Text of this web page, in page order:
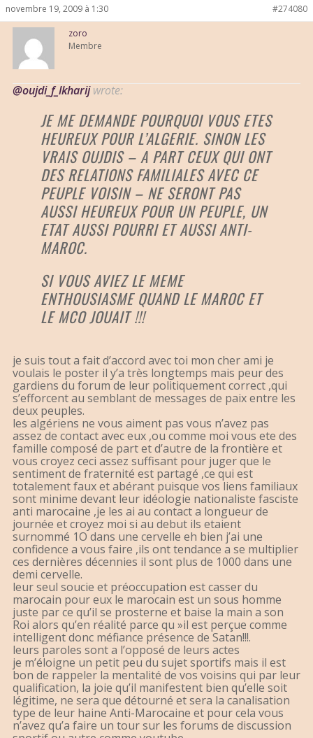
novembre 19, 2009 à 1:30 #274080
zoro
Membre
@oujdi_f_lkharijwrote:
JE ME DEMANDE POURQUOI VOUS ETES
HEUREUX POUR L’ALGERIE. SINON LES
VRAIS OUJDIS – A PART CEUX QUI ONT
DES RELATIONS FAMILIALES AVEC CE
PEUPLE VOISIN – NE SERONT PAS
AUSSI HEUREUX POUR UN PEUPLE, UN
ETAT AUSSI POURRI ET AUSSI ANTI-
MAROC.
SI VOUS AVIEZ LE MEME
ENTHOUSIASME QUAND LE MAROC ET
LE MCO JOUAIT !!!
je suis tout a fait d’accord avec toi mon cher ami je
voulais le poster il y’a très longtemps mais peur des
gardiens du forum de leur politiquement correct ,qui
s’efforcent au semblant de messages de paix entre les
deux peuples.
les algériens ne vous aiment pas vous n’avez pas
assez de contact avec eux ,ou comme moi vous ete des
famille composé de part et d’autre de la frontière et
vous croyez ceci assez suffisant pour juger que le
sentiment de fraternité est partagé ,ce qui est
totalement faux et abérant puisque vos liens familiaux
sont minime devant leur idéologie nationaliste fasciste
anti marocaine ,je les ai au contact a longueur de
journée et croyez moi si au debut ils etaient
surnommé 1O dans une cervelle eh bien j’ai une
confidence a vous faire ,ils ont tendance a se multiplier
ces dernières décennies il sont plus de 1000 dans une
demi cervelle.
leur seul soucie et préoccupation est casser du
marocain pour eux le marocain est un sous homme
juste par ce qu’il se prosterne et baise la main a son
Roi alors qu’en réalité parce qu »il est perçue comme
intelligent donc méfiance présence de Satan!!!.
leurs paroles sont a l’opposé de leurs actes
je m’éloigne un petit peu du sujet sportifs mais il est
bon de rappeler la mentalité de vos voisins qui par leur
qualification, la joie qu’il manifestent bien qu’elle soit
légitime, ne sera que détourné et sera la canalisation
type de leur haine Anti-Marocaine et pour cela vous
n’avez qu’a faire un tour sur les forums de discussion